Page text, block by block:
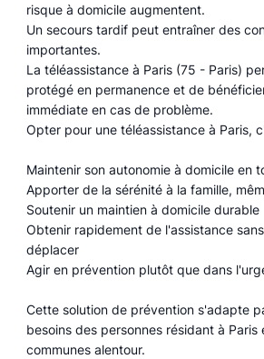
risque à domicile augmentent.
Un secours tardif peut entraîner des
importantes.
La téléassistance à Paris (75 - Paris)
protégé en permanence et de
immédiate en cas de problème.
Opter pour une téléassistance à Paris,
Maintenir son autonomie à domicile en
Apporter de la sérénité à la famille,
Soutenir un maintien à domicile durable
Obtenir rapidement de l'assistance
déplacer
Agir en prévention plutôt que dans
Cette solution de prévention s'adapte
besoins des personnes résidant à Paris
communes alentour.